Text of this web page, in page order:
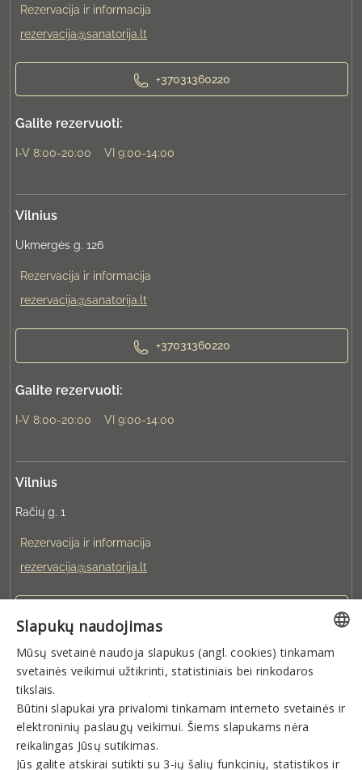
Rezervacija ir informacija
rezervacija@sanatorija.lt
+37031360220
Galite rezervuoti:
I-V 8:00-20:00 VI 9:00-14:00
Vilnius
Ukmergės g. 126
Rezervacija ir informacija
rezervacija@sanatorija.lt
+37031360220
Galite rezervuoti:
I-V 8:00-20:00 VI 9:00-14:00
Vilnius
Račių g. 1
Rezervacija ir informacija
rezervacija@sanatorija.lt
Galite rezervuoti:
I-V 8:00-20:00
Naujienlaiškis
LITHUANIAN
ENGLISH
Slapukų naudojimas
Mūsų svetainė naudoja slapukus (angl. cookies) tinkamam
svetainės veikimui užtikrinti, statistiniais bei rinkodaros
tikslais.
Būtini slapukai yra privalomi tinkamam interneto svetainės ir
elektroninių paslaugų veikimui. Šiems slapukams nėra
reikalingas Jūsų sutikimas.
Jūs galite atskirai sutikti su 3-ių šalių funkcinių, statistikos ir